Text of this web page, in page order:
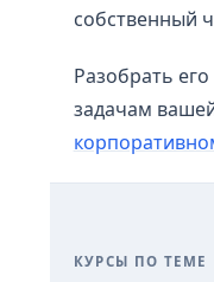
собственный
Разобрать
задачам
КУРСЫ ПО ТЕМЕ